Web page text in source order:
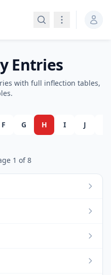
SearchNavigation
Entries
with full inflection tables,
F G H I J
1 of8